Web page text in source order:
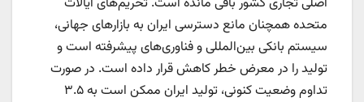
متحده همچنان مانع دسترسی ایران به بازار‌های جهانی،
سیستم بانکی بین‌المللی و فناوری‌های پیشرفته است و
تولید را در معرض خطر کاهش قرار داده است. در صورت
تداوم وضعیت کنونی، تولید ایران ممکن است به ۳.۵